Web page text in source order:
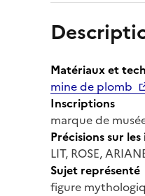
Matériaux et
mine de plomb
Inscriptions
marque de
Précisions sur
LIT, ROSE,
Sujet représenté
figure